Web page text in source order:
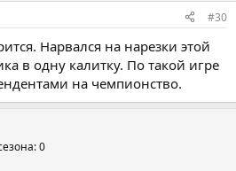
#30
Нарвался на нарезки этой
в одну калитку. По такой игре
на чемпионство.
0